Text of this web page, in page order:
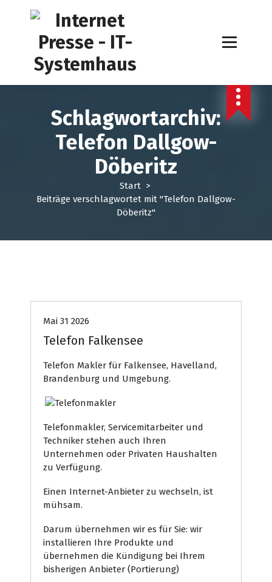
a
Schlagwortarchiv:
Telefon Dallgow-
Döberitz
Start>
Beiträge verschlagwortet mit "Telefon Dallgow-
Döberitz"
Mai 31 2026
Telefon Falkensee
Telefon Makler für Falkensee, Havelland,
Brandenburg und Umgebung.
Telefonmakler, Servicemitarbeiter und
Techniker stehen auch Ihren
Unternehmen oder Privaten Haushalten
zu Verfügung.
Einen Internet-Anbieter zu wechseln, ist
mühsam.
Darum übernehmen wir es für Sie: wir
installieren Ihre Produkte und
übernehmen die Kündigung bei Ihrem
bisherigen Anbieter (Portierung)